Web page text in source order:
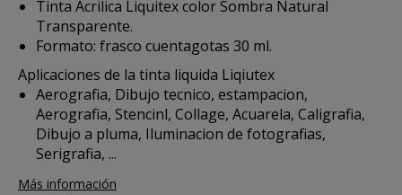
Tinta Acrilica Liquitex color Sombra Natural
Transparente.
Formato: frasco cuentagotas 30 ml.
Aplicaciones de la tinta liquida Liqiutex
Aerografia, Dibujo tecnico, estampacion,
Aerografia, Stencinl, Collage, Acuarela, Caligrafia,
Dibujo a pluma, Iluminacion de fotografias,
Serigrafia, ...
Más información